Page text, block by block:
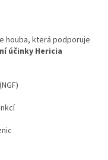
houba, která podporuje
účinky Hericia